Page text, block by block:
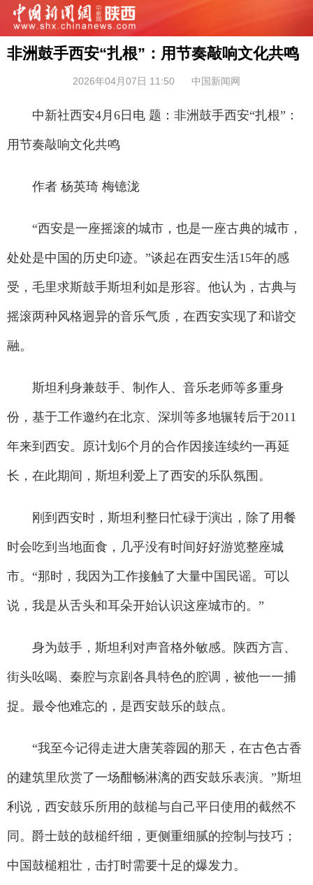
非洲鼓手西安“扎根”：用节奏敲响文化共鸣
2026年04月07日 11:50 中国新闻网
中新社西安4月6日电 题：非洲鼓手西安“扎根”：
用节奏敲响文化共鸣
作者 杨英琦 梅镱泷
“西安是一座摇滚的城市，也是一座古典的城市，
处处是中国的历史印迹。”谈起在西安生活15年的感
受，毛里求斯鼓手斯坦利如是形容。他认为，古典与
摇滚两种风格迥异的音乐气质，在西安实现了和谐交
融。
斯坦利身兼鼓手、制作人、音乐老师等多重身
份，基于工作邀约在北京、深圳等多地辗转后于2011
年来到西安。原计划6个月的合作因接连续约一再延
长，在此期间，斯坦利爱上了西安的乐队氛围。
刚到西安时，斯坦利整日忙碌于演出，除了用餐
时会吃到当地面食，几乎没有时间好好游览整座城
市。“那时，我因为工作接触了大量中国民谣。可以
说，我是从舌头和耳朵开始认识这座城市的。”
身为鼓手，斯坦利对声音格外敏感。陕西方言、
街头吆喝、秦腔与京剧各具特色的腔调，被他一一捕
捉。最令他难忘的，是西安鼓乐的鼓点。
“我至今记得走进大唐芙蓉园的那天，在古色古香
的建筑里欣赏了一场酣畅淋漓的西安鼓乐表演。”斯坦
利说，西安鼓乐所用的鼓槌与自己平日使用的截然不
同。爵士鼓的鼓槌纤细，更侧重细腻的控制与技巧；
中国鼓槌粗壮，击打时需要十足的爆发力。